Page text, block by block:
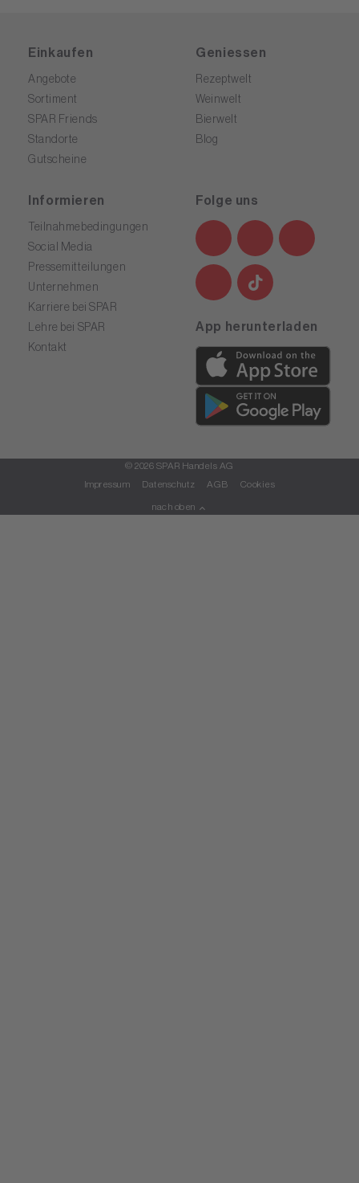
Einkaufen
Angebote
Sortiment
SPAR Friends
Standorte
Gutscheine
Geniessen
Rezeptwelt
Weinwelt
Bierwelt
Blog
Informieren
Teilnahmebedingungen
Social Media
Pressemitteilungen
Unternehmen
Karriere bei SPAR
Lehre bei SPAR
Kontakt
Folge uns
App herunterladen
© 2026 SPAR Handels AG
Impressum
Datenschutz AGB
Cookies
nach oben